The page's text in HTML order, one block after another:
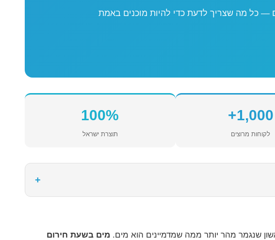
— כל מה שצריך לדעת כדי להיות מוכנים באמת
1,000+
לקוחות מרוצים
100%
תוצרת ישראל
+
שנגמר מהר יותר ממה שמדמיינים הוא מים. מים בשעת חירום